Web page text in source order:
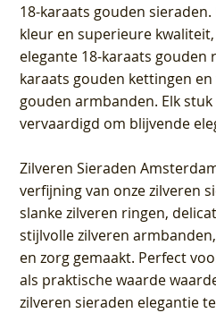
18-karaats gouden
kleur en superieure
elegante 18-karaats gouden
karaats gouden kettingen
gouden armbanden. Elk
vervaardigd om blijvende
Zilveren Sieraden
verfijning van onze zilveren
slanke zilveren ringen,
stijlvolle zilveren
en zorg gemaakt. Perfect
als praktische waarde
zilveren sieraden elegantie